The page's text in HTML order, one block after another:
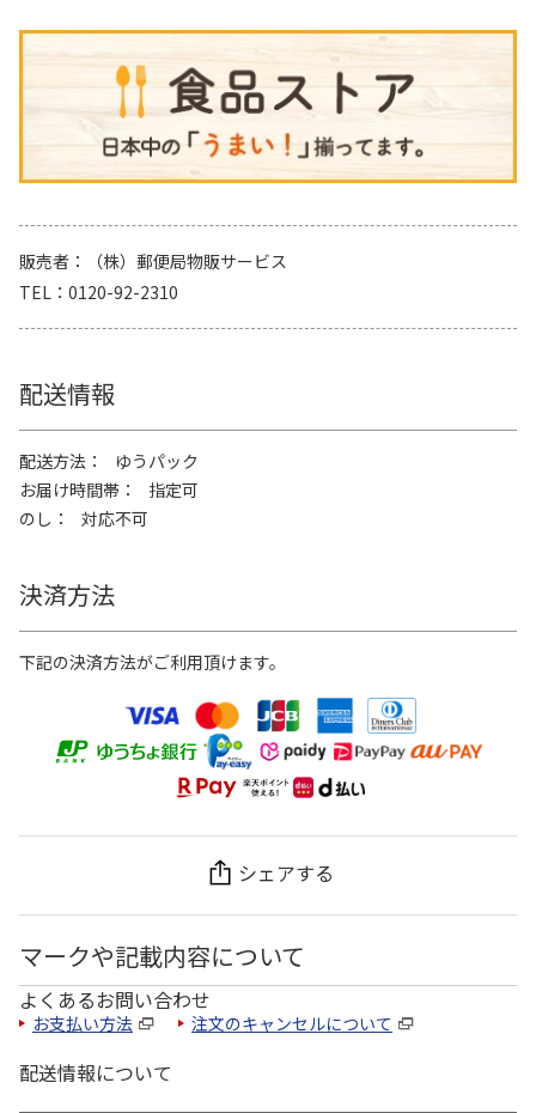
販売者
（株）郵便局物販サービス
TEL
0120-92-2310
配送情報
配送方法
ゆうパック
お届け時間帯
指定可
のし
対応不可
決済方法
下記の決済方法がご利用頂けます。
シェアする
マークや記載内容について
よくあるお問い合わせ
お支払い方法 注文のキャンセルについて
配送情報について